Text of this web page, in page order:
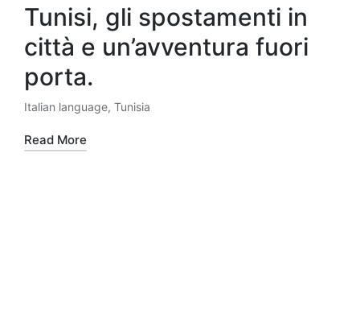
Tunisi, gli spostamenti in
città e un’avventura fuori
porta.
Posted
in
Italian language, Tunisia
Read More